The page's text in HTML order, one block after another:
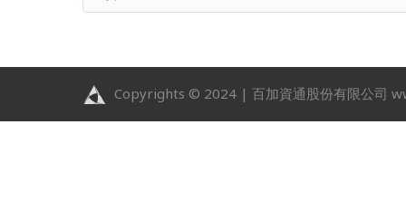
Copyrights © 2024 | 百加資通股份有限公司